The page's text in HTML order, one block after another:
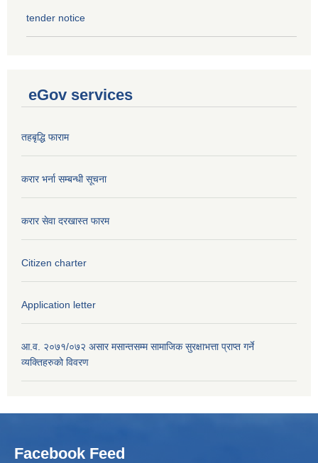
tender notice
eGov services
तहबृद्धि फाराम
करार भर्ना सम्बन्धी सूचना
करार सेवा दरखास्त फारम
Citizen charter
Application letter
आ.व. २०७१/०७२ असार मसान्तसम्म सामाजिक सुरक्षाभत्ता प्राप्त गर्ने
व्यक्तिहरुको विवरण
Facebook Feed